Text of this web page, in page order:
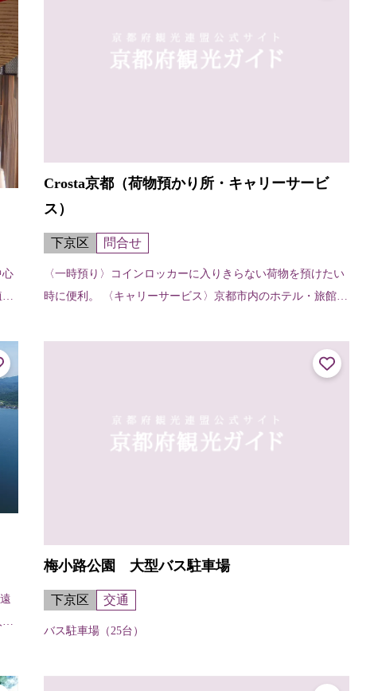
心
Crosta京都（荷物預かり所・キャリーサービ
ス）
下京区 問合せ
〈一時預り〉コインロッカーに入りきらない荷物を預けたい
時に便利。 〈キャリーサービス〉京都市内のホテル・旅館な
てくれる。【申し込み・受け取り...
梅小路公園 大型バス駐車場
下京区 交通
バス駐車場（25台）